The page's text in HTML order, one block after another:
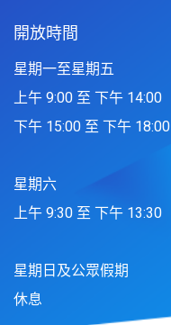
開放時間
星期一至星期五
上午 9:00 至 下午 14:00
下午 15:00 至 下午 18:00
星期六
上午 9:30 至 下午 13:30
星期日及公眾假期
休息